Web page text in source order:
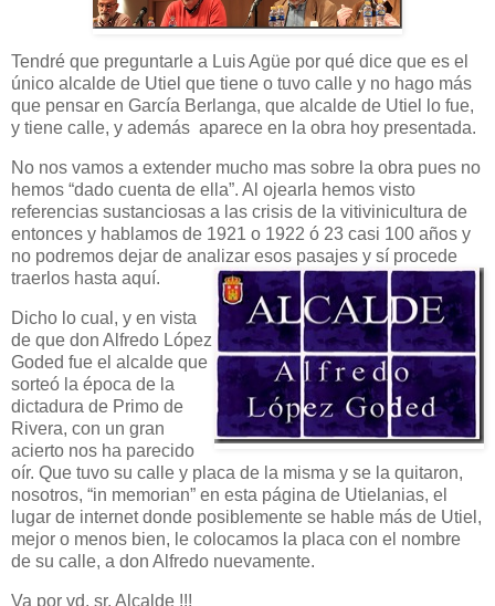
Tendré que preguntarle a Luis Agüe por qué dice que es el
único alcalde de Utiel que tiene o tuvo calle y no hago más
que pensar en García Berlanga, que alcalde de Utiel lo fue,
y tiene calle, y además aparece en la obra hoy presentada.
No nos vamos a extender mucho mas sobre la obra pues no
hemos “dado cuenta de ella”. Al ojearla hemos visto
referencias sustanciosas a las crisis de la vitivinicultura de
entonces y hablamos de 1921 o 1922 ó 23 casi 100 años y
no podremos dejar de analizar esos pasajes y sí procede
traerlos hasta aquí.
Dicho lo cual, y en vista
de que don Alfredo López
Goded fue el alcalde que
sorteó la época de la
dictadura de Primo de
Rivera, con un gran
acierto nos ha parecido
oír. Que tuvo su calle y placa de la misma y se la quitaron,
nosotros, “in memorian” en esta página de Utielanias, el
lugar de internet donde posiblemente se hable más de Utiel,
mejor o menos bien, le colocamos la placa con el nombre
de su calle, a don Alfredo nuevamente.
Va por vd. sr. Alcalde !!!